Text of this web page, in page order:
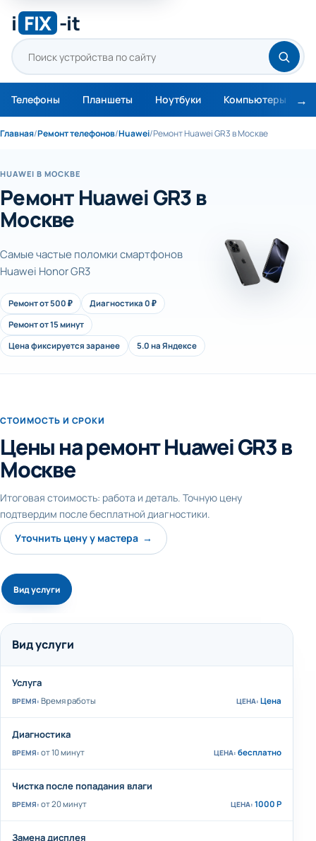
i FIX -it
Телефоны Планшеты Ноутбуки Компьютеры
Главная/Ремонт телефонов/Huawei/Ремонт Huawei GR3 в Москве
HUAWEI В МОСКВЕ
Ремонт Huawei GR3 в
Москве
Самые частые поломки смартфонов
Huawei Honor GR3
Ремонт от 500 ₽
Диагностика 0 ₽
Ремонт от 15 минут
Цена фиксируется заранее
5.0 на Яндексе
СТОИМОСТЬ И СРОКИ
Цены на ремонт Huawei GR3 в
Москве
Итоговая стоимость: работа и деталь. Точную цену
подтвердим после бесплатной диагностики.
Уточнить цену у мастера →
Вид услуги
Вид услуги
Услуга
Время работы Цена
Диагностика
от 10 минут бесплатно
Чистка после попадания влаги
от 20 минут 1000 Р
Замена дисплея